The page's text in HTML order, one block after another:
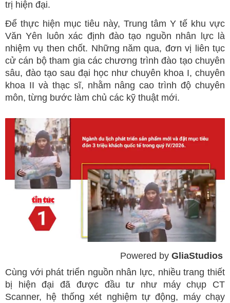
trị hiện đại.
Để thực hiện mục tiêu này, Trung tâm Y tế khu vực
Văn Yên luôn xác định đào tạo nguồn nhân lực là
nhiệm vụ then chốt. Những năm qua, đơn vị liên tục
cử cán bộ tham gia các chương trình đào tạo chuyên
sâu, đào tạo sau đại học như chuyên khoa I, chuyên
khoa II và thạc sĩ, nhằm nâng cao trình độ chuyên
môn, từng bước làm chủ các kỹ thuật mới.
Powered by GliaStudios
Cùng với phát triển nguồn nhân lực, nhiều trang thiết
bị hiện đại đã được đầu tư như máy chụp CT
Scanner, hệ thống xét nghiệm tự động, máy chạy